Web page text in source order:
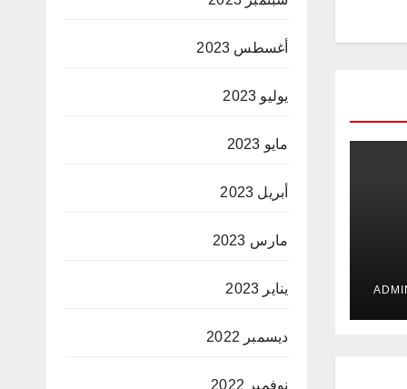
في
أغسطس 2023
يوليو 2023
مايو 2023
أبريل 2023
مارس 2023
يناير 2023
ديسمبر 2022
نوفمبر 2022